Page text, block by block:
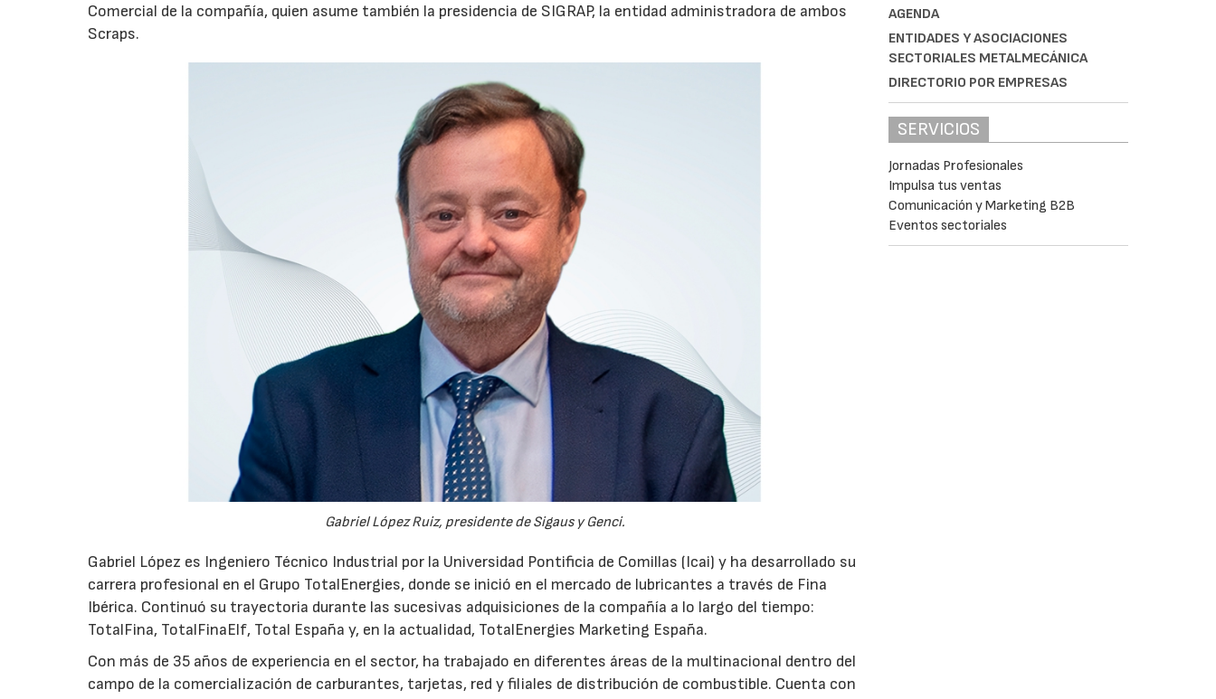
Comercial de la compañía, quien asume también la presidencia de SIGRAP, la entidad administradora de ambos
Scraps.
Gabriel López Ruiz, presidente de Sigaus y Genci.
Gabriel López es Ingeniero Técnico Industrial por la Universidad Pontificia de Comillas (Icai) y ha desarrollado su
carrera profesional en el Grupo TotalEnergies, donde se inició en el mercado de lubricantes a través de Fina
Ibérica. Continuó su trayectoria durante las sucesivas adquisiciones de la compañía a lo largo del tiempo:
TotalFina, TotalFinaElf, Total España y, en la actualidad, TotalEnergies Marketing España.
Con más de 35 años de experiencia en el sector, ha trabajado en diferentes áreas de la multinacional dentro del
campo de la comercialización de carburantes, tarjetas, red y filiales de distribución de combustible. Cuenta con
AGENDA
ENTIDADES Y ASOCIACIONES
SECTORIALES METALMECÁNICA
DIRECTORIO POR EMPRESAS
SERVICIOS
Jornadas Profesionales
Impulsa tus ventas
Comunicación y Marketing B2B
Eventos sectoriales